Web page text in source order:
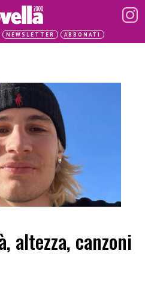
NEWSLETTER ABBONATI
altezza, canzoni